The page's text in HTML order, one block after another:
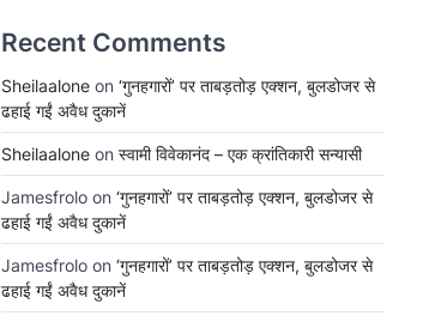
Recent Comments
Sheilaalone on ‘गुनहगारों’ पर ताबड़तोड़ एक्शन, बुलडोजर से
ढहाई गईं अवैध दुकानें
Sheilaalone on स्वामी विवेकानंद – एक क्रांतिकारी सन्यासी
Jamesfrolo on ‘गुनहगारों’ पर ताबड़तोड़ एक्शन, बुलडोजर से
ढहाई गईं अवैध दुकानें
Jamesfrolo on ‘गुनहगारों’ पर ताबड़तोड़ एक्शन, बुलडोजर से
ढहाई गईं अवैध दुकानें